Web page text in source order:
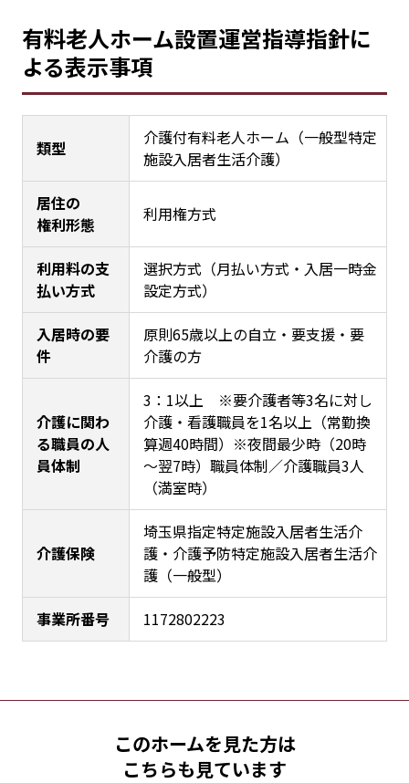
有料老人ホーム設置運営指導指針に
よる表示事項
類型
介護付有料老人ホーム（一般型特定
施設入居者生活介護）
居住の
権利形態
利用権方式
利用料の支
払い方式
選択方式（月払い方式・入居一時金
設定方式）
入居時の要
件
原則65歳以上の自立・要支援・要
介護の方
介護に関わ
る職員の人
員体制
3：1以上 ※要介護者等3名に対し
介護・看護職員を1名以上（常勤換
算週40時間）※夜間最少時（20時
～翌7時）職員体制／介護職員3人
（満室時）
介護保険
埼玉県指定特定施設入居者生活介
護・介護予防特定施設入居者生活介
護（一般型）
事業所番号
1172802223
このホームを見た方は
こちらも見ています